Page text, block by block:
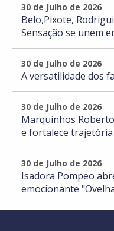
30 de Julho de 2026
Belo,Pixote,
Sensação se unem
30 de Julho de 2026
A versatilidade dos
30 de Julho de 2026
Marquinhos
e fortalece
30 de Julho de 2026
Isadora Pompeo
emocionante